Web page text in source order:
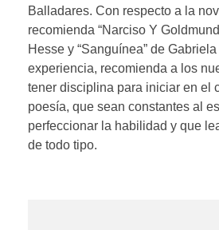
Balladares. Con respecto a la
recomienda “Narciso Y
Hesse y “Sanguínea” de
experiencia, recomienda a los
tener disciplina para iniciar en el
poesía, que sean constantes al
perfeccionar la habilidad y que
de todo tipo.